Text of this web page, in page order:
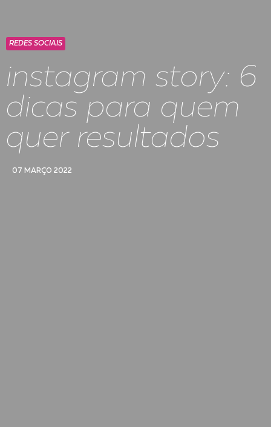
REDES SOCIAIS
instagram story: 6
dicas para quem
quer resultados
07 MARÇO 2022